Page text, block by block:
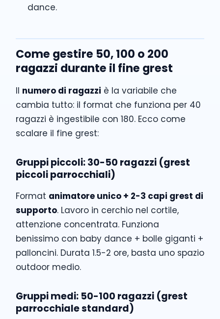
dance.
Come gestire 50, 100 o 200
ragazzi durante il fine grest
Il numero di ragazzi è la variabile che
cambia tutto: il format che funziona per 40
ragazzi è ingestibile con 180. Ecco come
scalare il fine grest:
Gruppi piccoli: 30-50 ragazzi (grest
piccoli parrocchiali)
Format animatore unico + 2-3 capi grest di
supporto. Lavoro in cerchio nel cortile,
attenzione concentrata. Funziona
benissimo con baby dance + bolle giganti +
palloncini. Durata 1.5-2 ore, basta uno spazio
outdoor medio.
Gruppi medi: 50-100 ragazzi (grest
parrocchiale standard)